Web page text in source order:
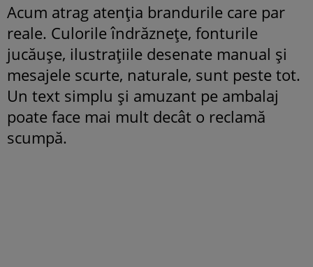
Acum atrag atenția brandurile care par
reale. Culorile îndrăznețe, fonturile
jucăușe, ilustrațiile desenate manual și
mesajele scurte, naturale, sunt peste tot.
Un text simplu și amuzant pe ambalaj
poate face mai mult decât o reclamă
scumpă.